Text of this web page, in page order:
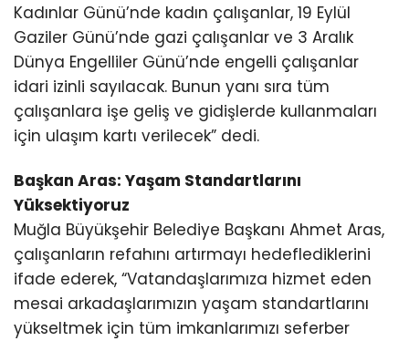
Kadınlar Günü’nde kadın çalışanlar, 19 Eylül
Gaziler Günü’nde gazi çalışanlar ve 3 Aralık
Dünya Engelliler Günü’nde engelli çalışanlar
idari izinli sayılacak. Bunun yanı sıra tüm
çalışanlara işe geliş ve gidişlerde kullanmaları
için ulaşım kartı verilecek” dedi.
Başkan Aras: Yaşam Standartlarını
Yüksektiyoruz
Muğla Büyükşehir Belediye Başkanı Ahmet Aras,
çalışanların refahını artırmayı hedeflediklerini
ifade ederek, “Vatandaşlarımıza hizmet eden
mesai arkadaşlarımızın yaşam standartlarını
yükseltmek için tüm imkanlarımızı seferber